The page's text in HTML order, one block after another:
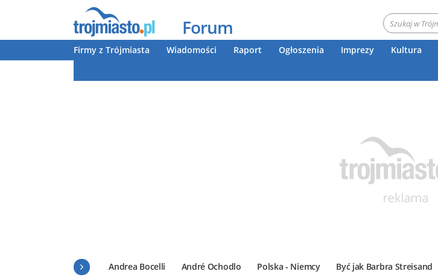
Forum
Firmy z Trójmiasta Wiadomości Raport Ogłoszenia Imprezy Kultura
Andrea Bocelli André Ochodlo Polska - Niemcy Być jak Barbra Streisand